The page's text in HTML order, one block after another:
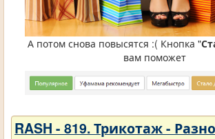
А потом снова повысятся :( Кнопка "
вам поможет
RASH - 819. Трикотаж -